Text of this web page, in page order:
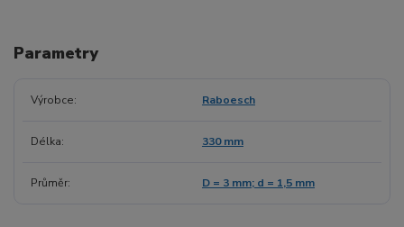
Parametry
Výrobce Raboesch
Délka 330 mm
Průměr D = 3 mm; d = 1,5 mm